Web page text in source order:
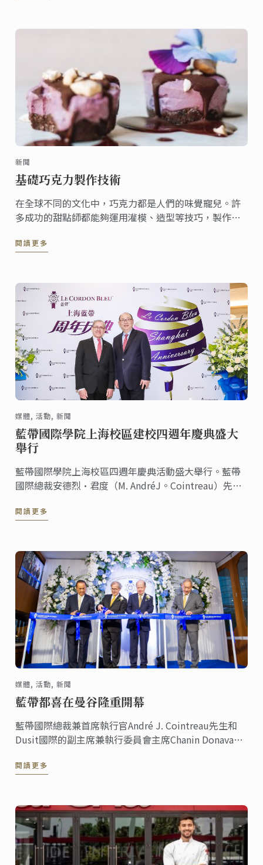
新聞
基礎巧克力製作技術
在全球不同的文化中，巧克力都是人們的味覺寵兒。許
多成功的甜點師都能夠運用灌模、造型等技巧，製作創
閱讀更多
媒體, 活動, 新聞
藍帶國際學院上海校區建校四週年慶典盛大
舉行
藍帶國際學院上海校區四週年慶典活動盛大舉行。藍帶
國際總裁安德烈·君度（M. AndréJ。Cointreau）先生
名人士，藍帶合作夥伴，歷屆校友，以及多家媒體朋友
閱讀更多
媒體, 活動, 新聞
藍帶都喜在曼谷隆重開幕
藍帶國際總裁兼首席執行官André J. Cointreau先生和
Dusit國際的副主席兼執行委員會主席Chanin Donavanik
3000平方米，位於CentralWorld中心禪宗樓17至19樓。
閱讀更多